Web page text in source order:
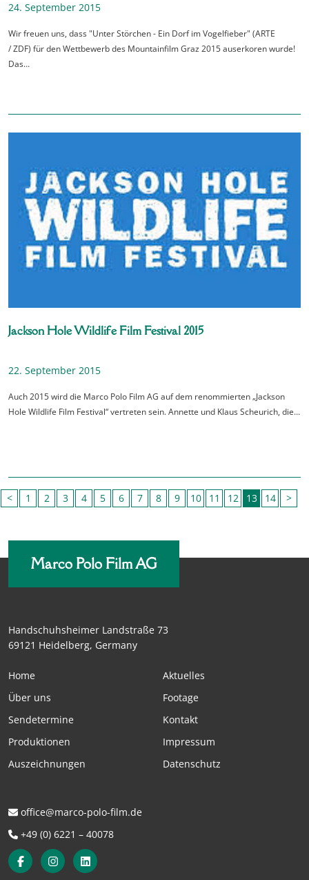
24. September 2015
Wir freuen uns, dass "Unter Störchen - Ein Dorf im Vogelfieber" (ARTE
/ ZDF) für den Wettbewerb des Mountainfilm Graz 2015 auserkoren wurde!
Das…
Jackson Hole Wildlife Film Festival 2015
22. September 2015
Auch 2015 wird die Marco Polo Film AG auf dem renommierten „Jackson
Hole Wildlife Film Festival“ vertreten sein. Annette und Klaus Scheurich, die…
< 1 2 3 4 5 6 7 8 9 10 11 12 13 14 >
Marco Polo Film AG
Handschuhsheimer Landstraße 73
69121 Heidelberg, Germany
Home
Über uns
Sendetermine
Produktionen
Auszeichnungen
Aktuelles
Footage
Kontakt
Impressum
Datenschutz
office@marco-polo-film.de
+49 (0) 6221 – 40078